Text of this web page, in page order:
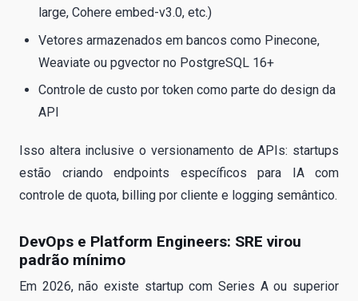
large, Cohere embed-v3.0, etc.)
Vetores armazenados em bancos como Pinecone,
Weaviate ou pgvector no PostgreSQL 16+
Controle de custo por token como parte do design da
API
Isso altera inclusive o versionamento de APIs: startups
estão criando endpoints específicos para IA com
controle de quota, billing por cliente e logging semântico.
DevOps e Platform Engineers: SRE virou
padrão mínimo
Em 2026, não existe startup com Series A ou superior